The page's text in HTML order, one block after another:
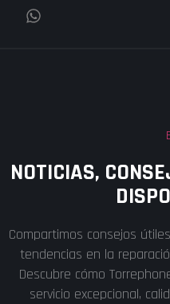
NOTICIAS,
Compartimos consejos
tendencias en la
Descubre cómo
servicio excepcional,